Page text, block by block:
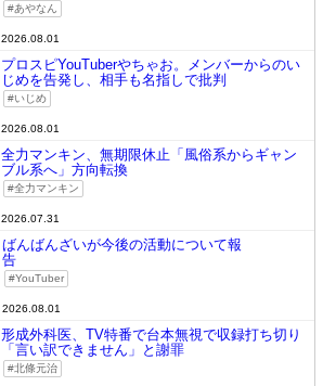
あやなん
2026.08.01
プロスピYouTuberやちゃお。メンバーからのい
じめを告発し、相手も名指しで批判
いじめ
2026.08.01
全力マンキン、無期限休止「風俗系からギャン
ブル系へ」方向転換
全力マンキン
2026.07.31
ばんばんざいが今後の活動について報
告
YouTuber
2026.08.01
形成外科医、TV特番で台本無視で収録打ち切り
「言い訳できません」と謝罪
北條元治